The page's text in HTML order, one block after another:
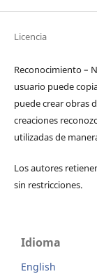
Licencia
Reconocimiento –
usuario puede
puede crear obras
creaciones
utilizadas de
Los autores
sin restricciones.
Idioma
English